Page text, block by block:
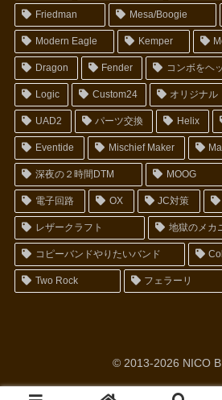
Friedman Mesa/Boogie
Modern Eagle Kemper
Dragon Fender コンボをヘ
Logic Custom24 オリジナル
UAD2 パーツ交換 Helix
Eventide Mischief Maker
深夜の２時間DTM MOOG
電子回路 OX JC対策
レザークラフト 地獄のメカ
コピーバンドやりたいバンド
Two Rock フェラーリ
© 2013-2026 NICO